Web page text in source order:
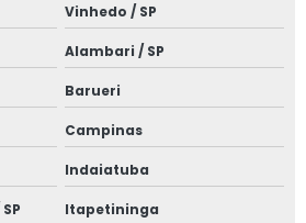
elétricas
Vinhedo / SP
Alambari / SP
Barueri
Campinas
Indaiatuba
Itapetininga